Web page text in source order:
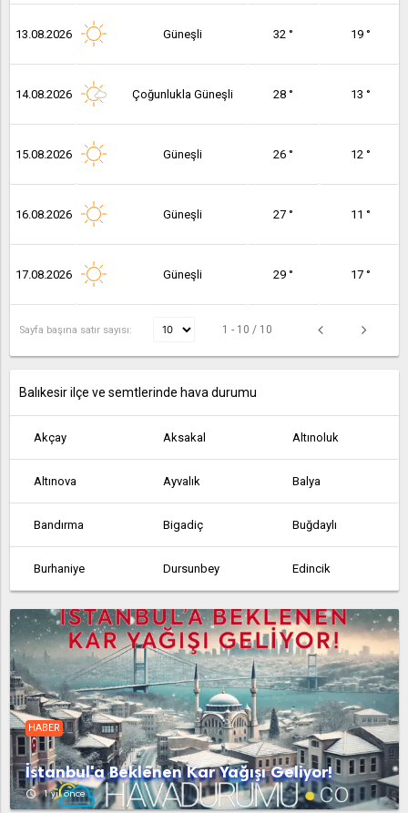
13.08.2026 Güneşli 32 ° 19 °
14.08.2026 Çoğunlukla Güneşli 28 ° 13 °
15.08.2026 Güneşli 26 ° 12 °
16.08.2026 Güneşli 27 ° 11 °
17.08.2026 Güneşli 29 ° 17 °
Sayfa başına satır sayısı: 1 - 10 / 10
Balıkesir ilçe ve semtlerinde hava durumu
Akçay Aksakal Altınoluk
Altınova Ayvalık Balya
Bandırma Bigadiç Buğdaylı
Burhaniye Dursunbey Edincik
Edremit Erdek Fındıklı
Gökçedağ Gömeç Gönen
Havran İvrindi Kalkım
Kepsut Manyas Marmara
Osmaniye Sarıköy Savaştepe
HABER
İstanbul'a Beklenen Kar Yağışı Geliyor!
access_time 1 yıl önce